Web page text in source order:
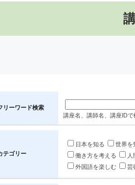
リーワード検索
講座名、講師名、講座IDで
テゴリー
日本を知る
世界を
働き方を考える
人
外国語を楽しむ
芸